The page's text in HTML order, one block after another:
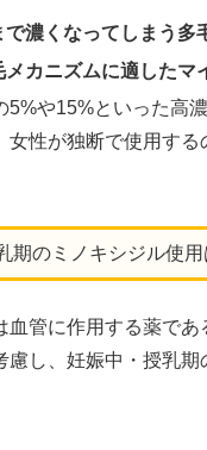
で濃くなってしまう多
メカニズムに適したマ
5%や15%といった高
女性が独断で使用す
期のミノキシジル使
血管に作用する薬で
慮し、妊娠中・授乳期